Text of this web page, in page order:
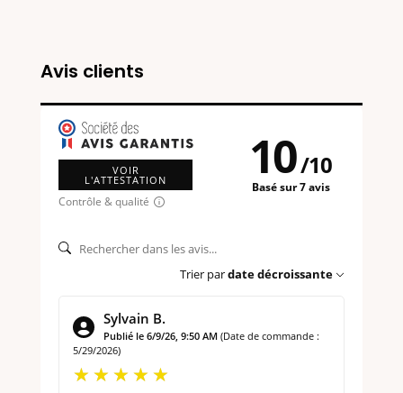
Avis clients
VOIR
L'ATTESTATION
Contrôle & qualité
10/10
Basé sur 7 avis
Trier pardate décroissante
Sylvain B.
Publié le 6/9/26, 9:50 AM (Date de commande :
5/29/2026)